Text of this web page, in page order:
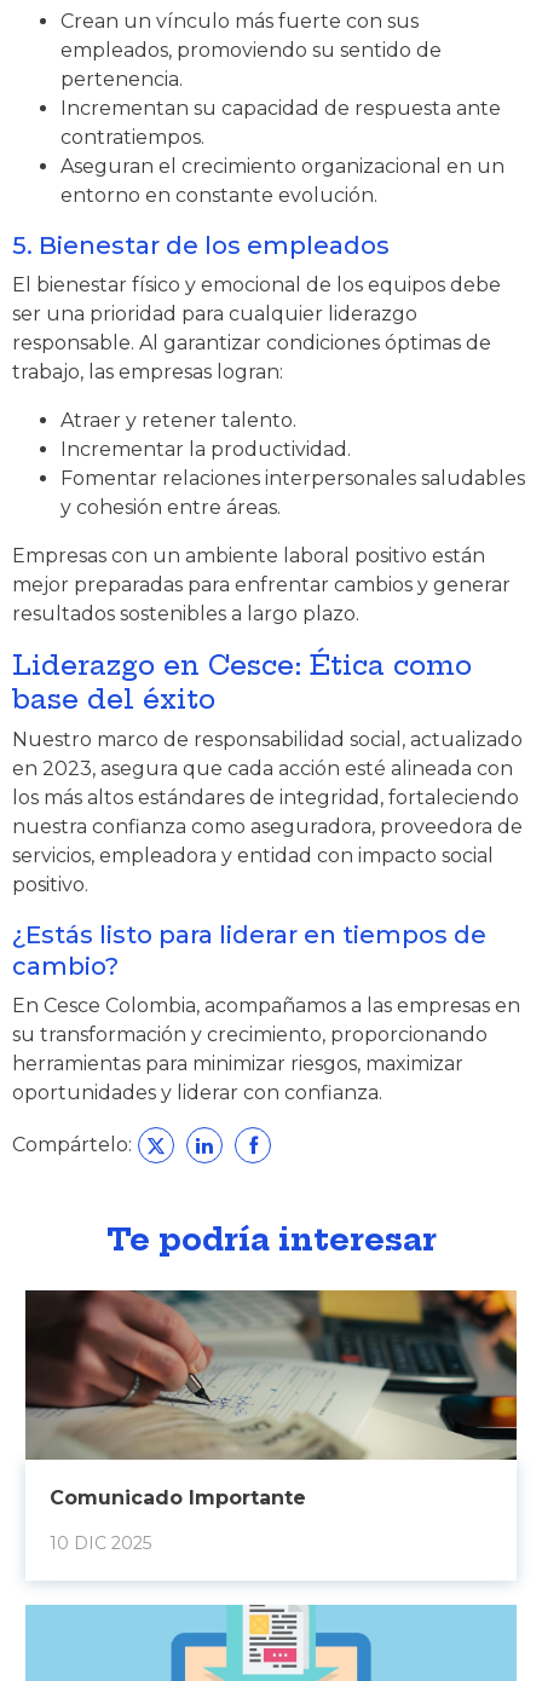
Crean un vínculo más fuerte con sus
empleados, promoviendo su sentido de
pertenencia.
Incrementan su capacidad de respuesta ante
contratiempos.
Aseguran el crecimiento organizacional en un
entorno en constante evolución.
5. Bienestar de los empleados
El bienestar físico y emocional de los equipos debe
ser una prioridad para cualquier liderazgo
responsable. Al garantizar condiciones óptimas de
trabajo, las empresas logran:
Atraer y retener talento.
Incrementar la productividad.
Fomentar relaciones interpersonales saludables
y cohesión entre áreas.
Empresas con un ambiente laboral positivo están
mejor preparadas para enfrentar cambios y generar
resultados sostenibles a largo plazo.
Liderazgo en Cesce: Ética como
base del éxito
Nuestro marco de responsabilidad social, actualizado
en 2023, asegura que cada acción esté alineada con
los más altos estándares de integridad, fortaleciendo
nuestra confianza como aseguradora, proveedora de
servicios, empleadora y entidad con impacto social
positivo.
¿Estás listo para liderar en tiempos de
cambio?
En Cesce Colombia, acompañamos a las empresas en
su transformación y crecimiento, proporcionando
herramientas para minimizar riesgos, maximizar
oportunidades y liderar con confianza.
Compártelo:
Te podría interesar
Comunicado Importante
10 DIC 2025